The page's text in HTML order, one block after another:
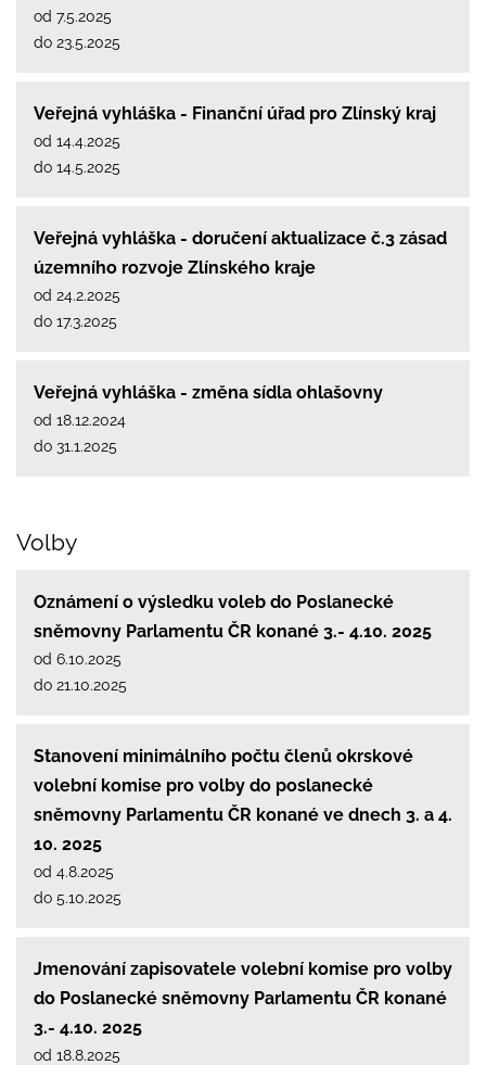
od 7.5.2025
do 23.5.2025
Veřejná vyhláška - Finanční úřad pro Zlínský kraj
od 14.4.2025
do 14.5.2025
Veřejná vyhláška - doručení aktualizace č.3 zásad
územního rozvoje Zlínského kraje
od 24.2.2025
do 17.3.2025
Veřejná vyhláška - změna sídla ohlašovny
od 18.12.2024
do 31.1.2025
Volby
Oznámení o výsledku voleb do Poslanecké
sněmovny Parlamentu ČR konané 3.- 4.10. 2025
od 6.10.2025
do 21.10.2025
Stanovení minimálního počtu členů okrskové
volební komise pro volby do poslanecké
sněmovny Parlamentu ČR konané ve dnech 3. a 4.
10. 2025
od 4.8.2025
do 5.10.2025
Jmenování zapisovatele volební komise pro volby
do Poslanecké sněmovny Parlamentu ČR konané
3.- 4.10. 2025
od 18.8.2025